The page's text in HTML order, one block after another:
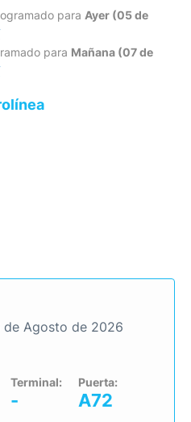
para Ayer (05 de
para Mañana (07 de
de Agosto de 2026
Terminal:
-
Puerta:
A72